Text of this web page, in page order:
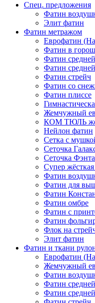
Спец. предложения
Фатин
Элит фатин
Фатин метражом
Еврофатин
Фатин в
Фатин
Фатин
Фатин стрейч
Фатин со
Фатин плиссе
Жемчужный
КОМ ТЮЛЬ
Нейлон фатин
Сетка с
Сеточка
Сеточка
Супер жёсткая
Фатин
Фатин для
Фатин
Фатин омбре
Фатин с
Фатин
Флок на
Элит фатин
Фатин и ткани
Еврофатин
Жемчужный
Фатин
Фатин
Фатин